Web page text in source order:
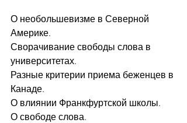
О необольшевизме в Северной
Америке.
Сворачивание свободы слова в
университетах.
Разные критерии приема беженцев в
Канаде.
О влиянии Франкфуртской школы.
О свободе слова.